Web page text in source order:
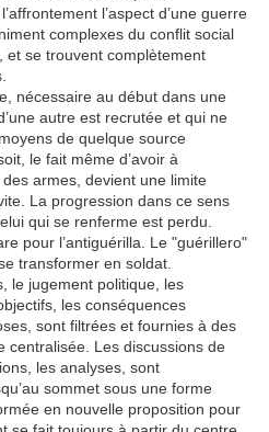
l’aspect d’une guerre
complexes du conflit social
et se trouvent complètement
nécessaire au début dans une
autre est recrutée et qui ne
de quelque source
le fait même d’avoir à
armes, devient une limite
La progression dans ce sens
qui se renferme est perdu.
pour l’antiguérilla. Le "guérillero"
transformer en soldat.
le jugement politique, les
les conséquences
sont filtrées et fournies à des
centralisée. Les discussions de
les analyses, sont
sommet sous une forme
en nouvelle proposition pour